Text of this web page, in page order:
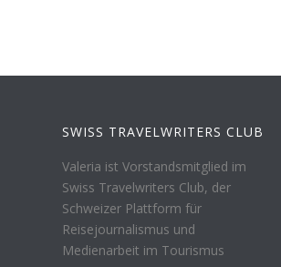
SWISS TRAVELWRITERS CLUB
Valeria ist Vorstandsmitglied im
Swiss Travelwriters Club, der
Schweizer Plattform für
Reisejournalismus und
Medienarbeit im Tourismus